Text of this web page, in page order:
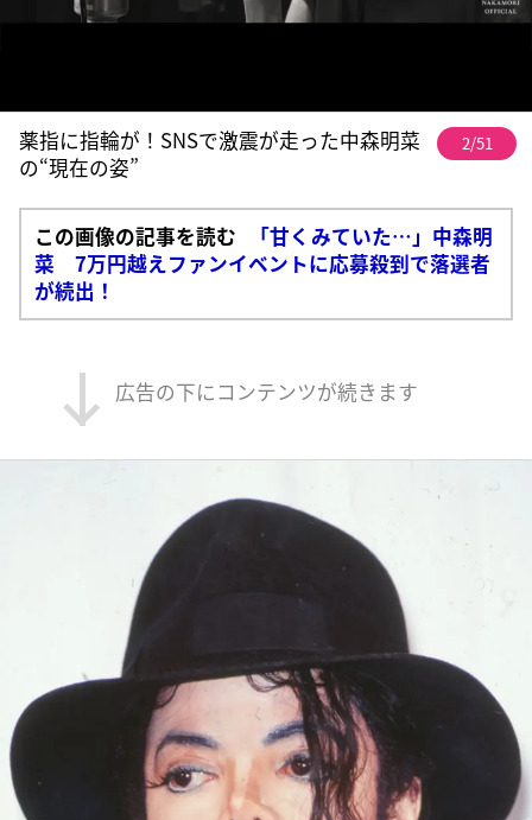
薬指に指輪が！SNSで激震が走った中森明菜
の“現在の姿”
2/51
この画像の記事を読む
「甘くみていた…」中森明
菜 7万円越えファンイベントに応募殺到で落選者
が続出！
広告の下にコンテンツが続きます